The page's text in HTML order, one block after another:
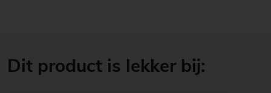
Dit product is lekker bij: